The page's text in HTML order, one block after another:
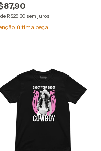
de R$29,30 sem juros
última peça!